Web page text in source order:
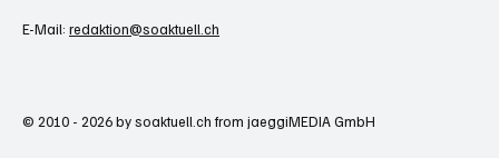
E-Mail: redaktion@soaktuell.ch
© 2010 - 2026 by soaktuell.ch from jaeggiMEDIA GmbH